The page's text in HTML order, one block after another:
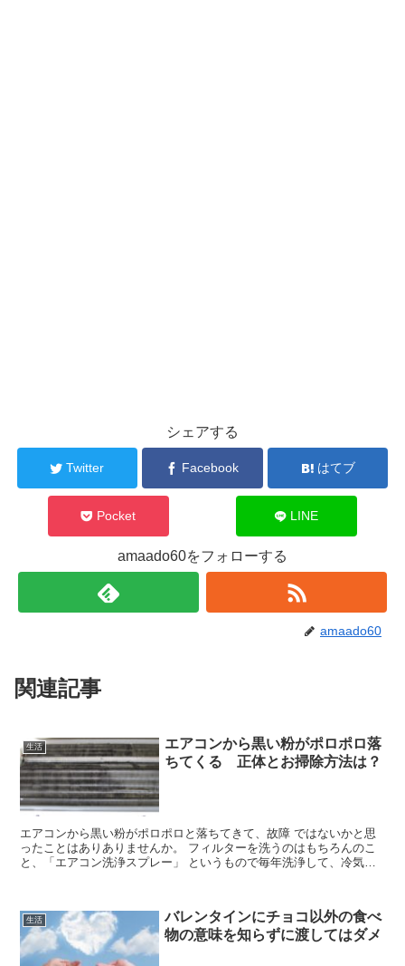
シェアする
Twitter Facebook はてブ
Pocket LINE
amaado60をフォローする
amaado60
関連記事
生活
エアコンから黒い粉がポロポロ落
ちてくる 正体とお掃除方法は？
エアコンから黒い粉がポロポロと落ちてきて、故障 ではないかと思
ったことはありありませんか。 フィルターを洗うのはもちろんのこ
と、「エアコン洗浄スプレー」 というもので毎年洗浄して、冷気吹
生活
バレンタインにチョコ以外の食べ
物の意味を知らずに渡してはダメ